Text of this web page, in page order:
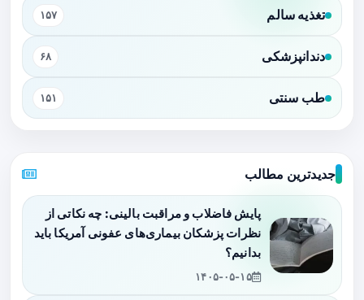
تغذیه سالم ۱۵۷
دندانپزشکی ۶۸
طب سنتی ۱۵۱
جدیدترین مطالب
پایش فاضلاب و مراقبت بالینی: چه نکاتی از
نظرات پزشکان بیماری‌های عفونی آمریکا باید
بدانیم؟
۱۴۰۵-۰۵-۱۵